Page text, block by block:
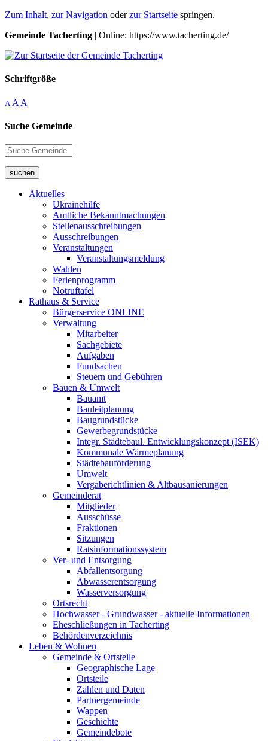
Zum Inhalt, zur Navigation oderzur Startseite springen.
Gemeinde Tacherting | Online: https://www.tacherting.de/
Schriftgröße
A A A
Suche Gemeinde
suchen
Aktuelles
Ukrainehilfe
Amtliche Bekanntmachungen
Stellenausschreibungen
Ausschreibungen
Veranstaltungen
Veranstaltungsmeldung
Wahlen
Ferienprogramm
Notruftafel
Rathaus & Service
Bürgerservice ONLINE
Verwaltung
Mitarbeiter
Sachgebiete
Aufgaben
Fundsachen
Steuern und Gebühren
Bauen & Umwelt
Bauamt
Bauleitplanung
Baugrundstücke
Gewerbegrundstücke
Integr. Städtebaul. Entwicklungskonzept (ISEK)
Kommunale Wärmeplanung
Städtebauförderung
Umwelt
Vergaberichtlinien & Altbausanierungen
Gemeinderat
Mitglieder
Ausschüsse
Fraktionen
Sitzungen
Ratsinformationssystem
Ver- und Entsorgung
Abfallentsorgung
Abwasserentsorgung
Wasserversorgung
Ortsrecht
Hochwasser - Grundwasser - aktuelle Informationen
Eheschließungen in Tacherting
Behördenverzeichnis
Leben & Wohnen
Gemeinde & Ortsteile
Geographische Lage
Ortsteile
Zahlen und Daten
Partnergemeinde
Wappen
Geschichte
Gemeindebote